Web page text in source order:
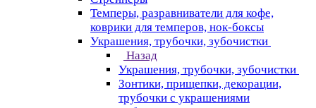
Темперы, разравниватели для кофе,
коврики для темперов, нок-боксы
Украшения, трубочки, зубочистки
Назад
Украшения, трубочки, зубочистки
Зонтики, прищепки, декорации,
трубочки с украшениями